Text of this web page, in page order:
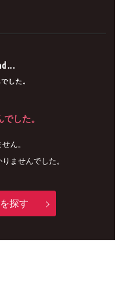
した。
した。
ん。
ませんでした。
探す